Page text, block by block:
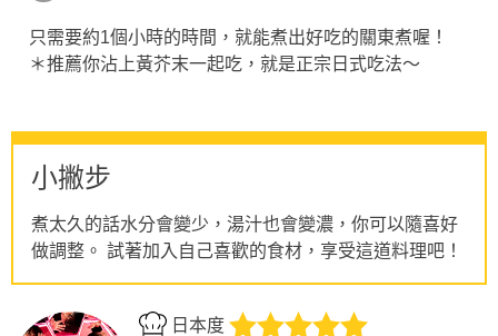
只需要約1個小時的時間，就能煮出好吃的關東煮喔！
＊推薦你沾上黃芥末一起吃，就是正宗日式吃法～
小撇步
煮太久的話水分會變少，湯汁也會變濃，你可以隨喜好
做調整。 試著加入自己喜歡的食材，享受這道料理吧！
日本度